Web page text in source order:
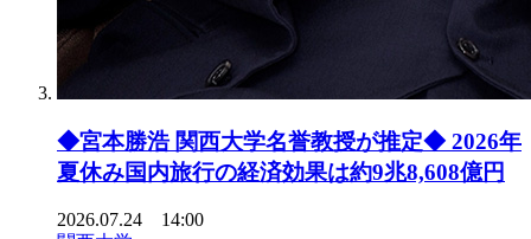
◆宮本勝浩 関西大学名誉教授が推定◆ 2026年
夏休み国内旅行の経済効果は約9兆8,608億円
2026.07.24 14:00